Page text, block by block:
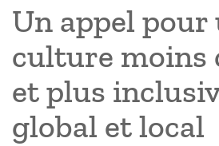
Un appel pour
culture moins
et plus
global et local